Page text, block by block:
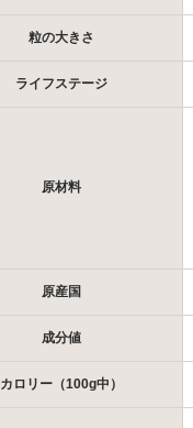
粒の大きさ
ライフステージ
原材料
原産国
成分値
カロリー（100g中）